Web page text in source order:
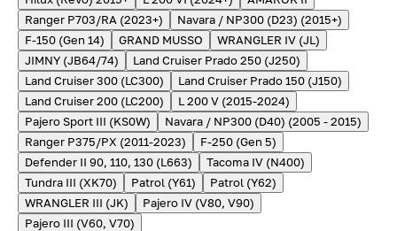
Ranger P703/RA (2023+)
Navara / NP300 (D23) (2015+)
F-150 (Gen 14)
GRAND MUSSO
WRANGLER IV (JL)
JIMNY (JB64/74)
Land Cruiser Prado 250 (J250)
Land Cruiser 300 (LC300)
Land Cruiser Prado 150 (J150)
Land Cruiser 200 (LC200)
L 200 V (2015-2024)
Pajero Sport III (KS0W)
Navara / NP300 (D40) (2005 - 2015)
Ranger P375/PX (2011-2023)
F-250 (Gen 5)
Defender II 90, 110, 130 (L663)
Tacoma IV (N400)
Tundra III (XK70)
Patrol (Y61)
Patrol (Y62)
WRANGLER III (JK)
Pajero IV (V80, V90)
Pajero III (V60, V70)